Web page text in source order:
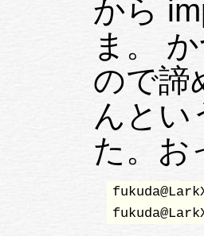
から
ま。
ので諦
んとい
た。お